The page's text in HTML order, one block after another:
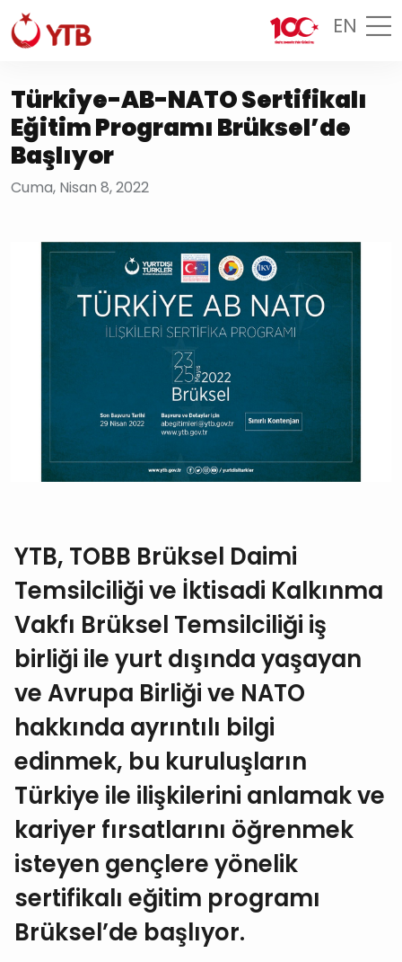
EN
Türkiye-AB-NATO Sertifikalı
Eğitim Programı Brüksel’de
Başlıyor
Cuma, Nisan 8, 2022
YTB, TOBB Brüksel Daimi
Temsilciliği ve İktisadi Kalkınma
Vakfı Brüksel Temsilciliği iş
birliği ile yurt dışında yaşayan
ve Avrupa Birliği ve NATO
hakkında ayrıntılı bilgi
edinmek, bu kuruluşların
Türkiye ile ilişkilerini anlamak ve
kariyer fırsatlarını öğrenmek
isteyen gençlere yönelik
sertifikalı eğitim programı
Brüksel’de başlıyor.